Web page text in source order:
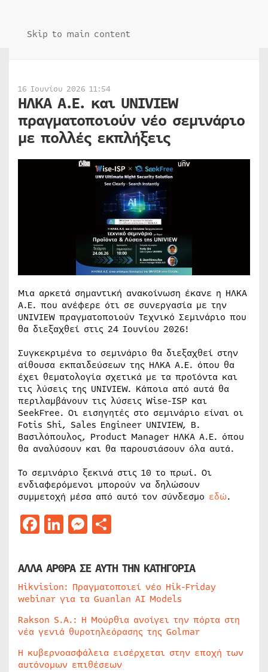
Skip to main content
16 Ιουνίου 2026 11:54
ΗΛΚΑ Α.Ε. και UNIVIEW
πραγματοποιούν νέο σεμινάριο
με πολλές εκπλήξεις
Μια αρκετά σημαντική ανακοίνωση έκανε η ΗΛΚΑ
Α.Ε. που ανέφερε ότι σε συνεργασία με την
UNIVIEW πραγματοποιούν Τεχνικό Σεμινάριο που
θα διεξαχθεί στις 24 Ιουνίου 2026!
Συγκεκριμένα το σεμινάριο θα διεξαχθεί στην
αίθουσα εκπαιδεύσεων της ΗΛΚΑ Α.Ε. όπου θα
έχει θεματολογία σχετικά με τα προϊόντα και
τις λύσεις της UNIVIEW. Κάποια από αυτά θα
περιλαμβάνουν τις λύσεις Wise-ISP και
SeekFree. Οι εισηγητές στο σεμινάριο είναι οι
Fotis Shi, Sales Engineer UNIVIEW, Β.
Βασιλόπουλος, Product Manager ΗΛΚΑ Α.Ε. όπου
θα αναλύσουν και θα παρουσιάσουν όλα αυτά.
Το σεμινάριο ξεκινά στις 10 το πρωί. Οι
ενδιαφερόμενοι μπορούν να δηλώσουν
συμμετοχή μέσα από αυτό τον σύνδεσμο εδώ.
Facebook
LinkedIn
Messenger
ΑΛΛΑ ΑΡΘΡΑ ΣΕ ΑΥΤΗ ΤΗΝ ΚΑΤΗΓΟΡΙΑ
Hikvision: Πραγματοποιεί νέο Hik-Friday
webinar για τα Guanlan AI Models
Rakson S.A.: Η Μούρθια ανοίγει την πόρτα στη
νέα γενιά θυροτηλεόρασης της Golmar
Η κυβερνοασφάλεια εισέρχεται στην εποχή των
αυτόνομων επιθέσεων